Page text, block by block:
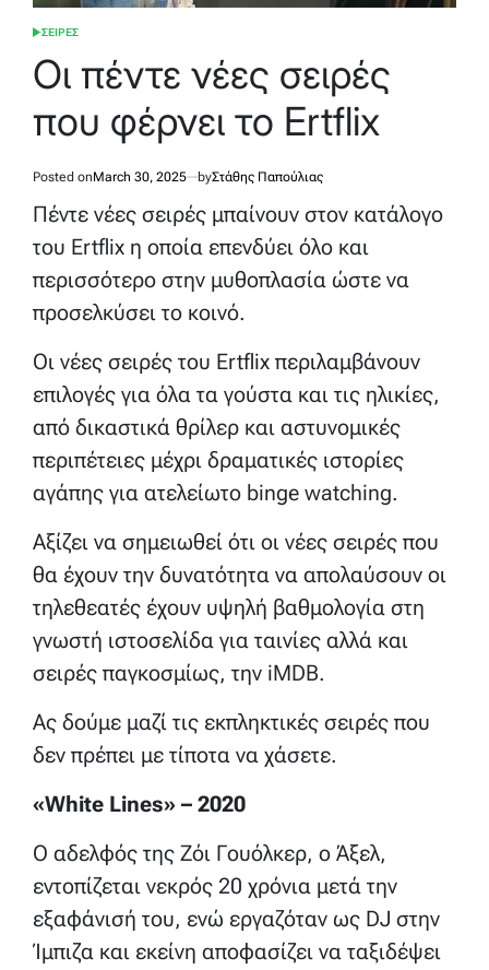
POSTED
ΣΕΙΡΕΣ
Οι πέντε νέες σειρές
που φέρνει το Ertflix
Posted onMarch 30, 2025 byΣτάθης Παπούλιας
Πέντε νέες σειρές μπαίνουν στον κατάλογο
του Ertflix η οποία επενδύει όλο και
περισσότερο στην μυθοπλασία ώστε να
προσελκύσει το κοινό.
Oι νέες σειρές του Ertflix περιλαμβάνουν
επιλογές για όλα τα γούστα και τις ηλικίες,
από δικαστικά θρίλερ και αστυνομικές
περιπέτειες μέχρι δραματικές ιστορίες
αγάπης για ατελείωτο binge watching.
Αξίζει να σημειωθεί ότι οι νέες σειρές που
θα έχουν την δυνατότητα να απολαύσουν οι
τηλεθεατές έχουν υψηλή βαθμολογία στη
γνωστή ιστοσελίδα για ταινίες αλλά και
σειρές παγκοσμίως, την iMDB.
Ας δούμε μαζί τις εκπληκτικές σειρές που
δεν πρέπει με τίποτα να χάσετε.
«White Lines» – 2020
Ο αδελφός της Ζόι Γουόλκερ, ο Άξελ,
εντοπίζεται νεκρός 20 χρόνια μετά την
εξαφάνισή του, ενώ εργαζόταν ως DJ στην
Ίμπιζα και εκείνη αποφασίζει να ταξιδέψει